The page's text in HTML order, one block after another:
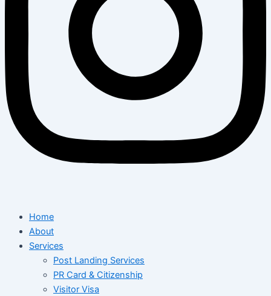
Home
About
Services
Post Landing Services
PR Card & Citizenship
Visitor Visa